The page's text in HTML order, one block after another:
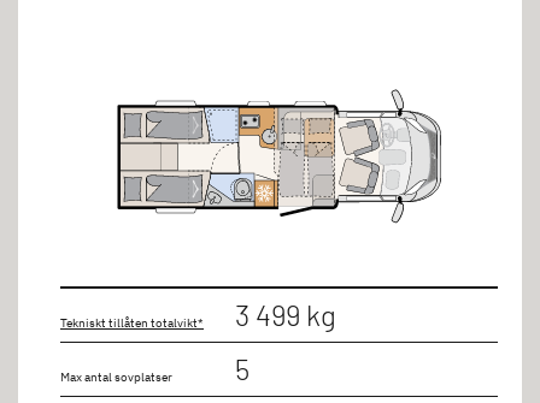
Tekniskt tillåten totalvikt* 3 499 kg
Max antal sovplatser 5